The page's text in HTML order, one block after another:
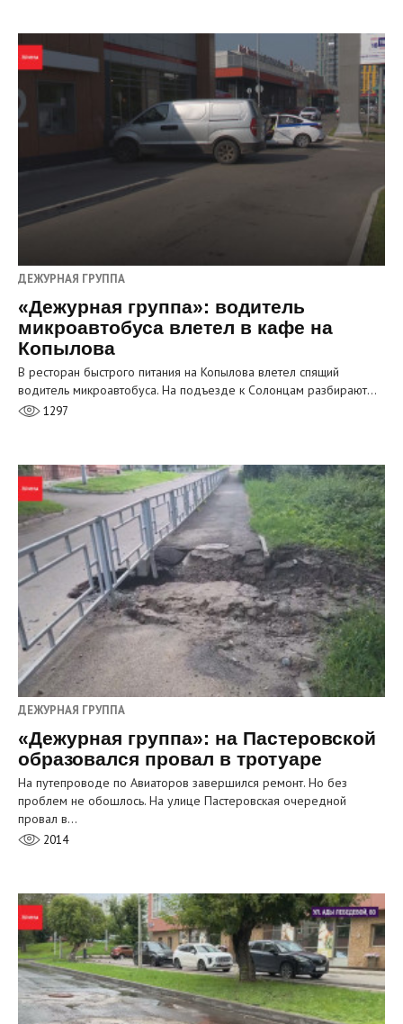
ДЕЖУРНАЯ ГРУППА
«Дежурная группа»: водитель
микроавтобуса влетел в кафе на
Копылова
В ресторан быстрого питания на Копылова влетел спящий
водитель микроавтобуса. На подъезде к Солонцам разбирают…
1297
ДЕЖУРНАЯ ГРУППА
«Дежурная группа»: на Пастеровской
образовался провал в тротуаре
На путепроводе по Авиаторов завершился ремонт. Но без
проблем не обошлось. На улице Пастеровская очередной
провал в…
2014